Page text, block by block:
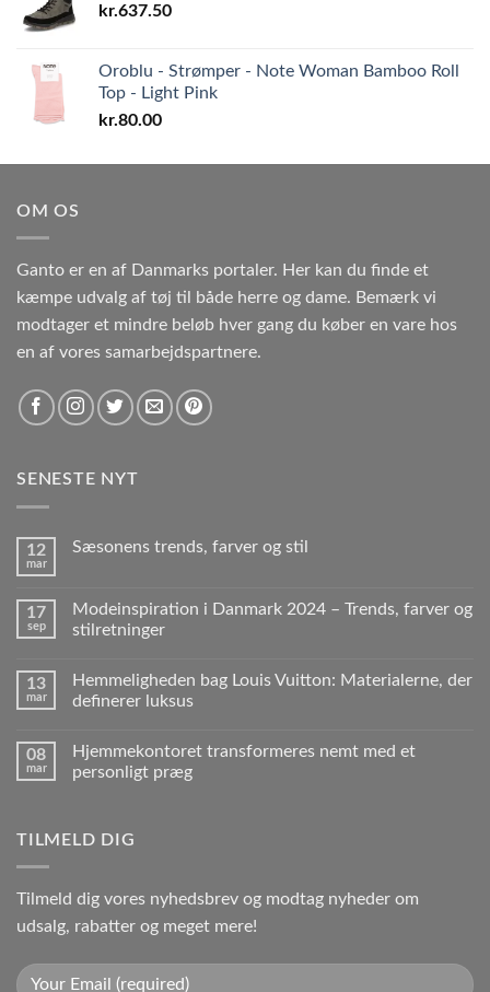
kr.637.50
Oroblu - Strømper - Note Woman Bamboo Roll
Top - Light Pink
kr.80.00
OM OS
Ganto er en af Danmarks portaler. Her kan du finde et
kæmpe udvalg af tøj til både herre og dame. Bemærk vi
modtager et mindre beløb hver gang du køber en vare hos
en af vores samarbejdspartnere.
SENESTE NYT
12
mar
Sæsonens trends, farver og stil
17
sep
Modeinspiration i Danmark 2024 – Trends, farver og
stilretninger
13
mar
Hemmeligheden bag Louis Vuitton: Materialerne, der
definerer luksus
08
mar
Hjemmekontoret transformeres nemt med et
personligt præg
TILMELD DIG
Tilmeld dig vores nyhedsbrev og modtag nyheder om
udsalg, rabatter og meget mere!